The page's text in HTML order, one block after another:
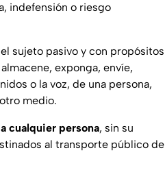
indefensión o riesgo
sujeto pasivo y con propósitos
exponga, envíe,
o la voz, de una persona,
medio.
cualquier persona, sin su
al transporte público de